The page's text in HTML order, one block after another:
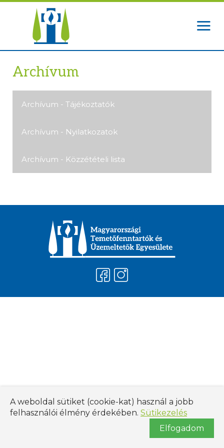
Archívum
Archívum - Tájékoztatók
Archívum - Nyilatkozatok
Archívum - Közzétételi lista
A weboldal sütiket (cookie-kat) használ a jobb
felhasználói élmény érdekében. Sütikezelés
Elfogadom